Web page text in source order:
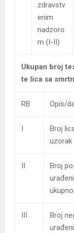
zdravstv
enim
nadzoro
m (I-II)
Ukupan broj
te lica sa
RB Opis/
Broj
uzorak
Broj
ukupno
Broj